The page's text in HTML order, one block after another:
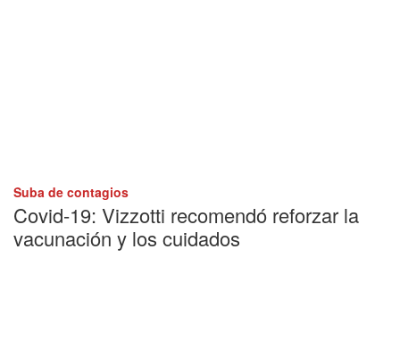
Suba de contagios
Covid-19: Vizzotti recomendó reforzar la
vacunación y los cuidados